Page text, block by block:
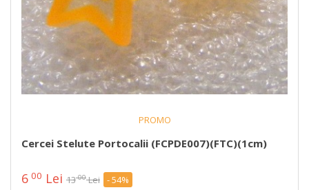
PROMO
Cercei Stelute Portocalii (FCPDE007)(FTC)(1cm)
6 00 Lei 1300 Lei - 54%